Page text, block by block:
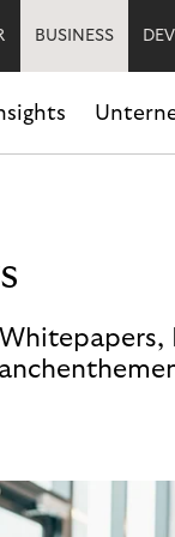
BUSINESS